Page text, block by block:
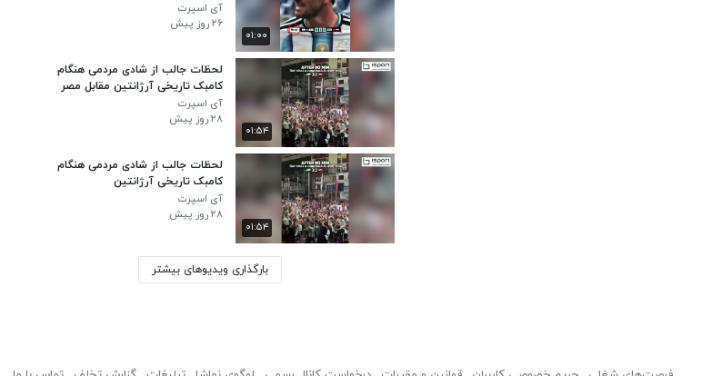
۰۱:۰۰
آی اسپرت
۲۶ روز پیش
۰۱:۵۴
لحظات جالب از شادی مردمی هنگام
کامبک تاریخی آرژانتین مقابل مصر
آی اسپرت
۲۸ روز پیش
۰۱:۵۴
لحظات جالب از شادی مردمی هنگام
کامبک تاریخی آرژانتین
آی اسپرت
۲۸ روز پیش
بارگذاری ویدیوهای بیشتر